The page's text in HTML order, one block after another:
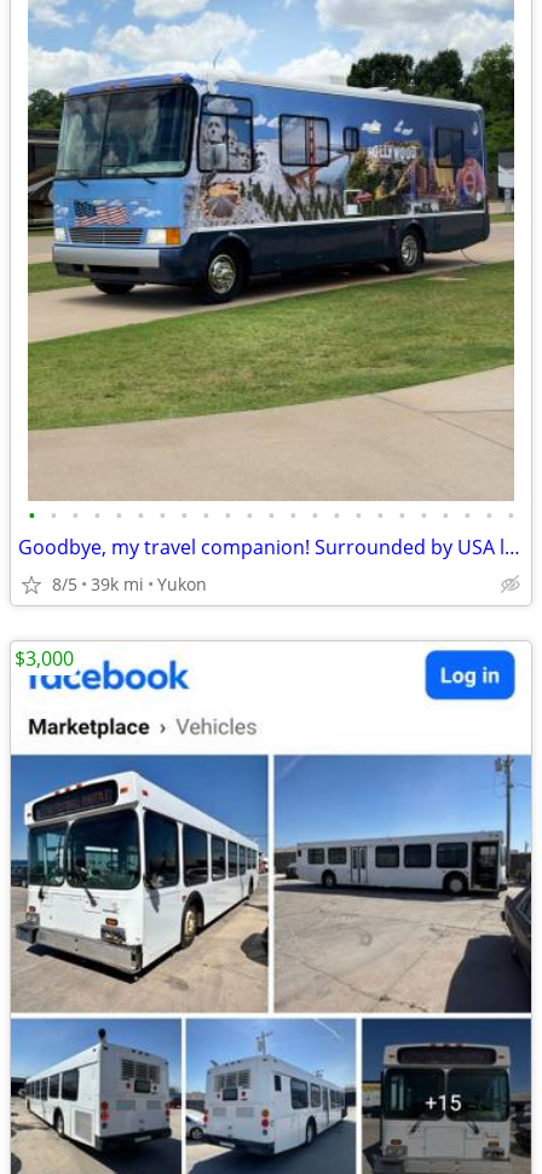
• • • • • • • • • • • • • • • • • • • • • • •
Goodbye, my travel companion! Surrounded by USA landscapes
8/5 39k mi Yukon
$3,000